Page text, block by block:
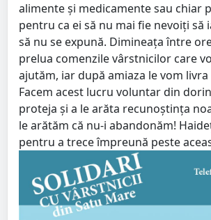
alimente și medicamente sau chiar
pentru ca ei să nu mai fie nevoiți să
să nu se expună. Dimineața între
prelua comenzile vârstnicilor care
ajutăm, iar după amiaza le vom
Facem acest lucru voluntar din
proteja și a le arăta recunoștința
le arătăm că nu-i abandonăm!
pentru a trece împreună peste